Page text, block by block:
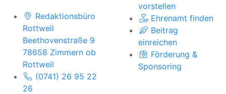
Redaktionsbüro
Rottweil
Beethovenstraße 9
78658 Zimmern ob
Rottweil
(0741) 26 95 22
26
vorstellen
Ehrenamt finden
Beitrag
einreichen
Förderung &
Sponsoring